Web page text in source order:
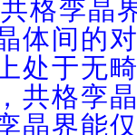
格孪晶
体间的
处于无
共格孪
晶界能